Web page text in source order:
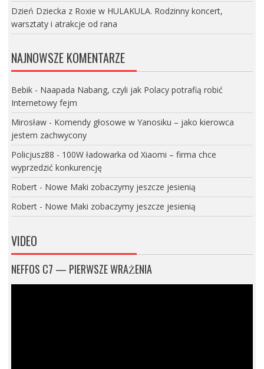
Dzień Dziecka z Roxie w HULAKULA. Rodzinny koncert,
warsztaty i atrakcje od rana
NAJNOWSZE KOMENTARZE
Bebik- Naapada Nabang, czyli jak Polacy potrafią robić
Internetowy fejm
Mirosław- Komendy głosowe w Yanosiku – jako kierowca
jestem zachwycony
Policjusz88 - 100W ładowarka od Xiaomi – firma chce
wyprzedzić konkurencję
Robert- Nowe Maki zobaczymy jeszcze jesienią
Robert- Nowe Maki zobaczymy jeszcze jesienią
VIDEO
NEFFOS C7 — PIERWSZE WRAŻENIA